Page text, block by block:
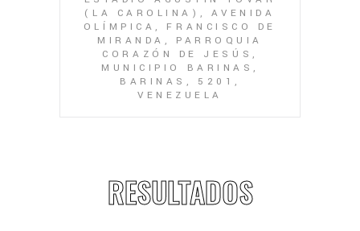
(LA CAROLINA), AVENIDA
OLÍMPICA, FRANCISCO DE
MIRANDA, PARROQUIA
CORAZÓN DE JESÚS,
MUNICIPIO BARINAS,
BARINAS, 5201,
VENEZUELA
RESULTADOS